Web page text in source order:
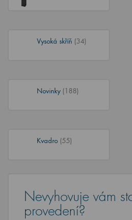
Vysoká skříň (34)
Novinky (188)
Kvadro (55)
Nevyhovuje vám
provedení?